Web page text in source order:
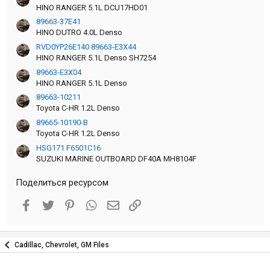
HINO RANGER 5.1L DCU17HD01
89663-37E41
HINO DUTRO 4.0L Denso
RVD0YP26E140 89663-E3X44
HINO RANGER 5.1L Denso SH7254
89663-E3X04
HINO RANGER 5.1L Denso
89663-10211
Toyota C-HR 1.2L Denso
89665-10190-B
Toyota C-HR 1.2L Denso
HSG171 F6501C16
SUZUKI MARINE OUTBOARD DF40A MH8104F
Поделиться ресурсом
Facebook
Twitter PinterestWhatsAppЭлектронная почта
Ссылка
Cadillac, Chevrolet, GM Files